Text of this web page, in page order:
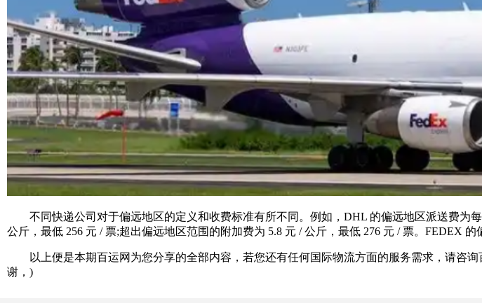
不同快递公司对于偏远地区的定义和收费标准有所不同。例如，DHL 的偏远地区派送费为每
公斤，最低 256 元 / 票;超出偏远地区范围的附加费为 5.8 元 / 公斤，最低 276 元 / 票。FEDEX
以上便是本期百运网为您分享的全部内容，若您还有任何国际物流方面的服务需求，请咨
谢，)